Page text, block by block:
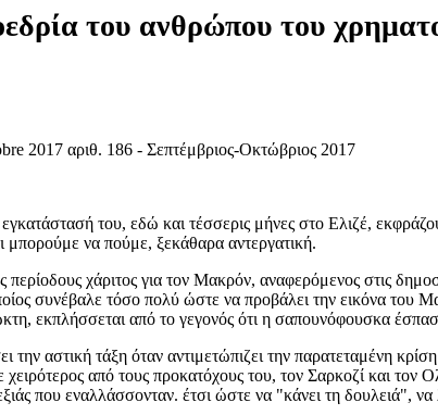
του ανθρώπου του
2017 αριθ. 186 - Σεπτέμβριος-Οκτώβριος 2017
του, εδώ και τέσσερις μήνες στο Ελιζέ,
μπορούμε να πούμε, ξεκάθαρα αντεργατική.
περίοδους χάριτος για τον Mακρόν, αναφερόμενος στις
συνέβαλε τόσο πολύ ώστε να προβάλει την εικόνα του
εκπλήσσεται από το γεγονός ότι η σαπουνόφουσκα
αστική τάξη όταν αντιμετώπιζει την παρατεταμένη
χειρότερος από τους προκατόχους του, τον Σαρκοζί και
που εναλλάσσονταν. έτσι ώστε να "κάνει τη δουλειά",